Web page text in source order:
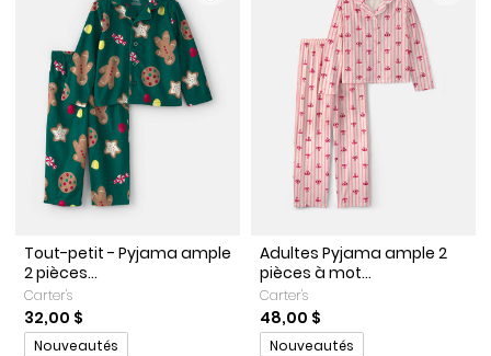
Tout-petit - Pyjama ample
2 pièces...
Carter's
32,00 $
Promotions
Nouveautés
Adultes Pyjama ample 2
pièces à mot...
Carter's
48,00 $
Promotions
Nouveautés